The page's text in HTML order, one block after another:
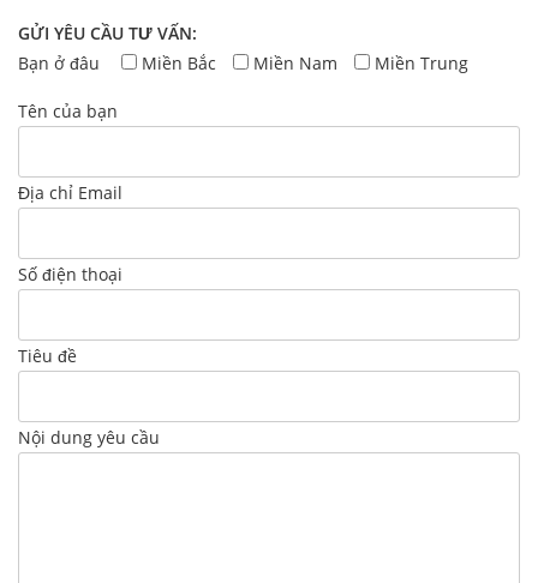
GỬI YÊU CẦU TƯ VẤN:
Bạn ở đâu
Miền Bắc Miền Nam Miền Trung
Tên của bạn
Địa chỉ Email
Số điện thoại
Tiêu đề
Nội dung yêu cầu